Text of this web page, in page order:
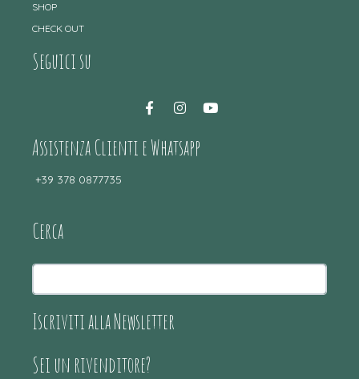
SHOP
CHECK OUT
Seguici su
Assistenza Clienti e Whatsapp
+39 378 0877735
Cerca
Iscriviti alla Newsletter
Sei un rivenditore?